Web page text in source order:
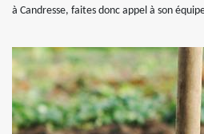
à Candresse, faites donc appel à son